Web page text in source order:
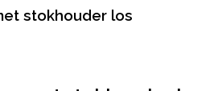
stokhouder los